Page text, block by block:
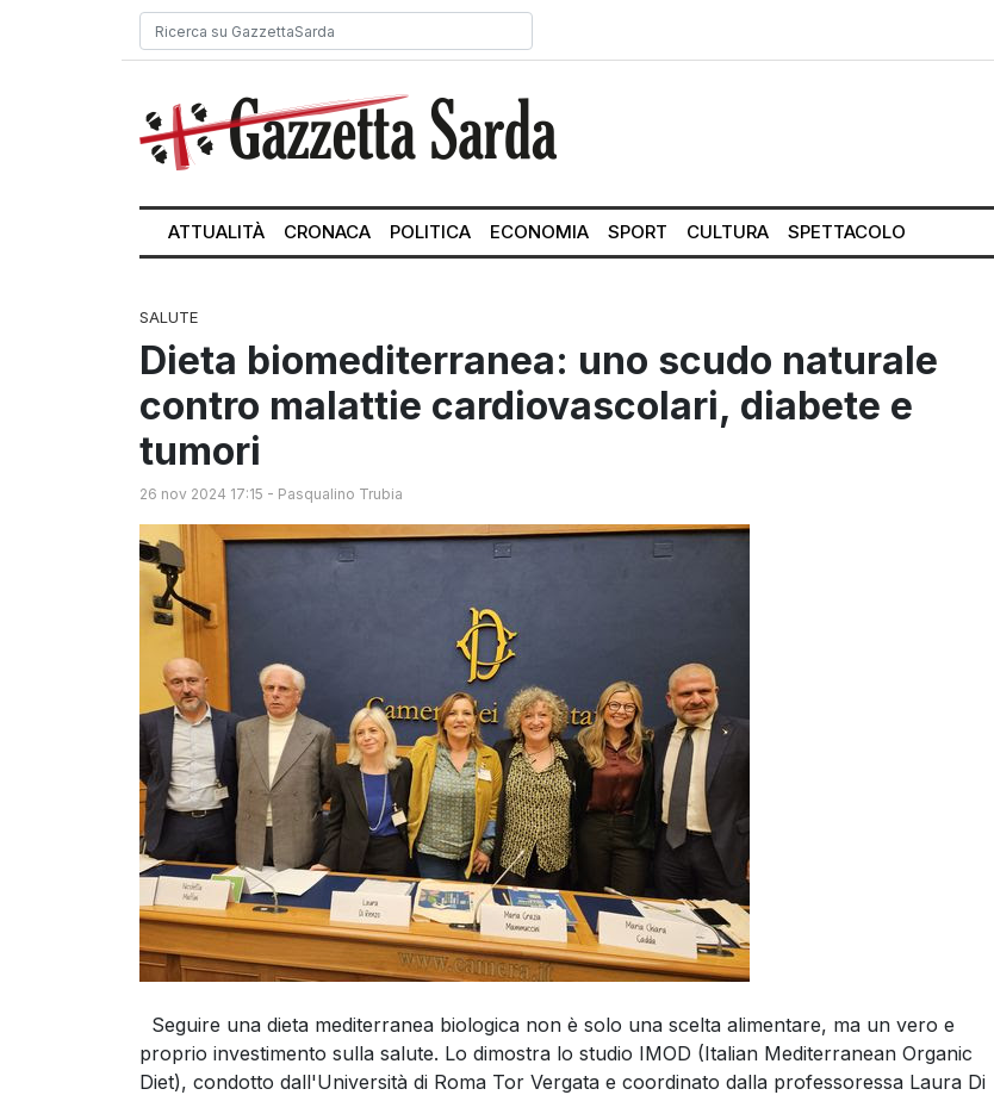
ATTUALITÀ CRONACA POLITICA ECONOMIA SPORT CULTURA SPETTACOLO
SALUTE
Dieta biomediterranea: uno scudo naturale
contro malattie cardiovascolari, diabete e
tumori
26 nov 2024 17:15 - Pasqualino Trubia
Seguire una dieta mediterranea biologica non è solo una scelta alimentare, ma un vero e
proprio investimento sulla salute. Lo dimostra lo studio IMOD (Italian Mediterranean Organic
Diet), condotto dall'Università di Roma Tor Vergata e coordinato dalla professoressa Laura Di